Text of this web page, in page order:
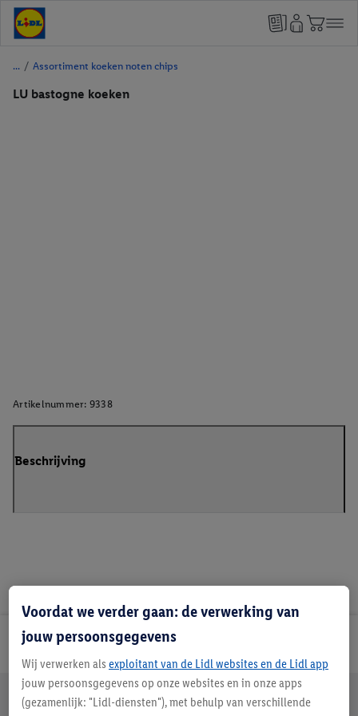
/ Assortiment koeken noten chips
LU bastogne koeken
Artikelnummer: 9338
Beschrijving
Lidl Nieuwsbrief
Jouw voordelen bij ons als Lidl webshop klant
Gratis retourneren Veilig winkelen
Voordat we verder gaan: de verwerking van
jouw persoonsgegevens
Wij verwerken als exploitant van de Lidl websites en de Lidl app
jouw persoonsgegevens op onze websites en in onze apps
(gezamenlijk: "Lidl-diensten"), met behulp van verschillende